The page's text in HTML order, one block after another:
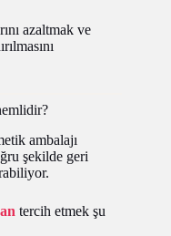
azaltmak ve
ambalajı
şekilde geri
tercih etmek şu